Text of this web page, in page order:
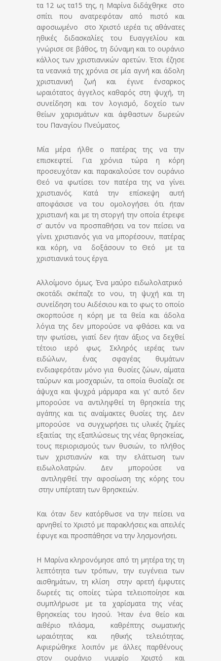
τα 12 ως τα15 της, η Μαρίνα διδάχθηκε στο
σπίτι που ανατρεφόταν από πιστό και
αφοσιωμένο στο Χριστό ιερέα τις αθάνατες
ηθικές διδασκαλίες του Ευαγγελίου και
γνώρισε σε βάθος, τη δύναμη και το ουράνιο
κάλλος των χριστιανικών αρετών. Έτσι έζησε
τα νεανικά της χρόνια σε μία αγνή και άδολη
χριστιανική ζωή και έγινε ένσαρκος
ωραιότατος άγγελος καθαρός στη ψυχή, τη
συνείδηση και τον λογισμό, δοχείο των
θείων χαρισμάτων και άφθαστων δωρεών
του Παναγίου Πνεύματος.
Μία μέρα ήλθε ο πατέρας της να την
επισκεφτεί. Για χρόνια τώρα η κόρη
προσευχόταν και παρακαλούσε τον ουράνιο
Θεό να φωτίσει τον πατέρα της να γίνει
χριστιανός. Κατά την επίσκεψη αυτή
αποφάσισε να του ομολογήσει ότι ήταν
χριστιανή και με τη στοργή την οποία έτρεφε
σ’ αυτόν να προσπαθήσει να τον πείσει να
γίνει χριστιανός για να μπορέσουν, πατέρας
και κόρη, να δοξάσουν το Θεό με τα
χριστιανικά τους έργα.
Αλλοίμονο όμως. Ένα μαύρο ειδωλολατρικό
σκοτάδι σκέπαζε το νου, τη ψυχή και τη
συνείδηση του Αιδέσιου και το φως το οποίο
σκορπούσε η κόρη με τα θεία και άδολα
λόγια της δεν μπορούσε να φθάσει και να
την φωτίσει, γιατί δεν ήταν άξιος να δεχθεί
τέτοιο ιερό φως. Σκληρός ιερέας των
ειδώλων, ένας σφαγέας θυμάτων
ενδιαφερόταν μόνο για θυσίες ζώων, αίματα
ταύρων και μοσχαριών, τα οποία θυσίαζε σε
άψυχα και ψυχρά μάρμαρα και γι’ αυτό δεν
μπορούσε να αντιληφθεί τη θρησκεία της
αγάπης και τις αναίμακτες θυσίες της. Δεν
μπορούσε να συγχωρήσει τις υλικές ζημίες
εξαιτίας της εξαπλώσεως της νέας θρησκείας,
τους περιορισμούς των θυσιών, το πλήθος
των χριστιανών και την ελάττωση των
ειδωλολατρών. Δεν μπορούσε να
αντιληφθεί την αφοσίωση της κόρης του
στην υπέρτατη των θρησκειών.
Και όταν δεν κατόρθωσε να την πείσει να
αρνηθεί το Χριστό με παρακλήσεις και απειλές
έφυγε και προσπάθησε να την λησμονήσει.
Η Μαρίνα κληρονόμησε από τη μητέρα της τη
λεπτότητα των τρόπων, την ευγένεια των
αισθημάτων, τη κλίση στην αρετή έμφυτες
δωρεές τις οποίες τώρα τελειοποίησε και
συμπλήρωσε με τα χαρίσματα της νέας
θρησκείας του Ιησού. Ήταν ένα θείο και
αιθέριο πλάσμα, καθρέπτης σωματικής
ωραιότητας και ηθικής τελειότητας.
Αφιερώθηκε λοιπόν με άλλες παρθένους
στον ουράνιο νυμφίο Χριστό και